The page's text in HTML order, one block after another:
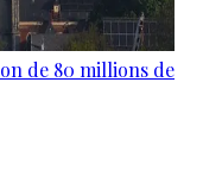
de 80 millions de